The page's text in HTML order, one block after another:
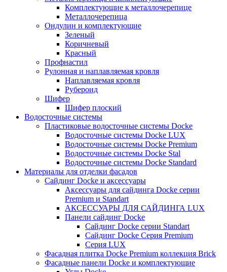
Комплектующие к металлочерепице
Металлочерепица
Ондулин и комплектующие
Зеленый
Коричневый
Красный
Профнастил
Рулонная и наплавляемая кровля
Наплавляемая кровля
Рубероид
Шифер
Шифер плоский
Водосточные системы
Пластиковые водосточные системы Docke
Водосточные системы Docke LUX
Водосточные системы Docke Premium
Водосточные системы Docke Stal
Водосточные системы Docke Standard
Материалы для отделки фасадов
Сайдинг Docke и аксессуары
Аксессуары для сайдинга Docke серии
Premium и Standart
АКСЕССУАРЫ ДЛЯ САЙДИНГА LUX
Панели сайдинг Docke
Cайдинг Docke серии Standart
Сайдинг Docke Серия Premium
Серия LUX
Фасадная плитка Docke Premium коллекция Brick
Фасадные панели Docke и комплектующие